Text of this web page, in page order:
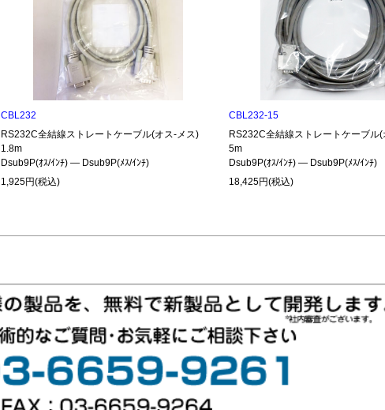
CBL232
RS232C全結線ストレートケーブル(オス-メス)
1.8m
Dsub9P(ｵｽ/ｲﾝﾁ) ― Dsub9P(ﾒｽ/ｲﾝﾁ)
1,925円(税込)
CBL232-15
RS232C全結線ストレートケーブ
5m
Dsub9P(ｵｽ/ｲﾝﾁ) ― Dsub9P(ﾒｽ/ｲﾝﾁ)
18,425円(税込)